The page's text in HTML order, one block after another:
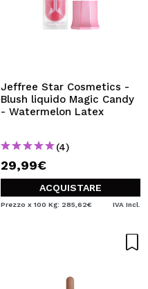
Jeffree Star Cosmetics -
Blush liquido Magic Candy
- Watermelon Latex
(4)
29,99€
ACQUISTARE
Prezzo x 100 Kg: 285,62€ IVA Incl.